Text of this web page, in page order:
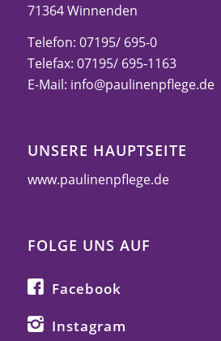
71364 Winnenden
Telefon: 07195/ 695-0
Telefax: 07195/ 695-1163
E-Mail: info@paulinenpflege.de
UNSERE HAUPTSEITE
www.paulinenpflege.de
FOLGE UNS AUF
Facebook
Instagram